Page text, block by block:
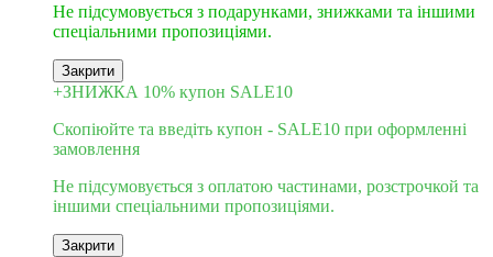
Не підсумовується з подарунками, знижками та іншими
спеціальними пропозиціями.
Закрити
+ЗНИЖКА 10% купон SALE10
Скопіюйте та введіть купон - SALE10 при оформленні
замовлення
Не підсумовується з оплатою частинами, розстрочкой та
іншими спеціальними пропозиціями.
Закрити